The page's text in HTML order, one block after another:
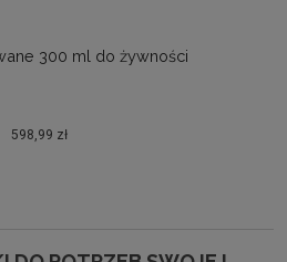
300 ml do żywności
598,99 zł